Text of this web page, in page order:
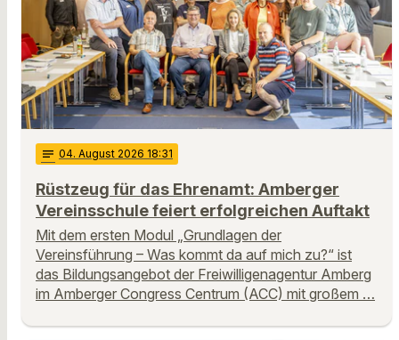
notes 04. August 2026 18:31
Rüstzeug für das Ehrenamt: Amberger
Vereinsschule feiert erfolgreichen Auftakt
Mit dem ersten Modul „Grundlagen der
Vereinsführung – Was kommt da auf mich zu?“ ist
das Bildungsangebot der Freiwilligenagentur Amberg
im Amberger Congress Centrum (ACC) mit großem …